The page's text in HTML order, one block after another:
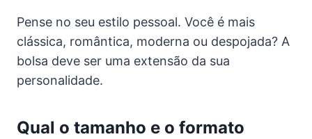
Pense no seu estilo pessoal. Você é mais
clássica, romântica, moderna ou despojada? A
bolsa deve ser uma extensão da sua
personalidade.
Qual o tamanho e o formato